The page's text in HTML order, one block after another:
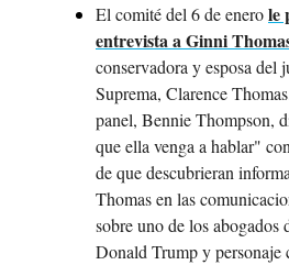
El comité del 6 de enero le
entrevista a Ginni
conservadora y esposa del
Suprema, Clarence
panel, Bennie Thompson,
que ella venga a hablar"
de que descubrieran
Thomas en las
sobre uno de los abogados
Donald Trump y personaje